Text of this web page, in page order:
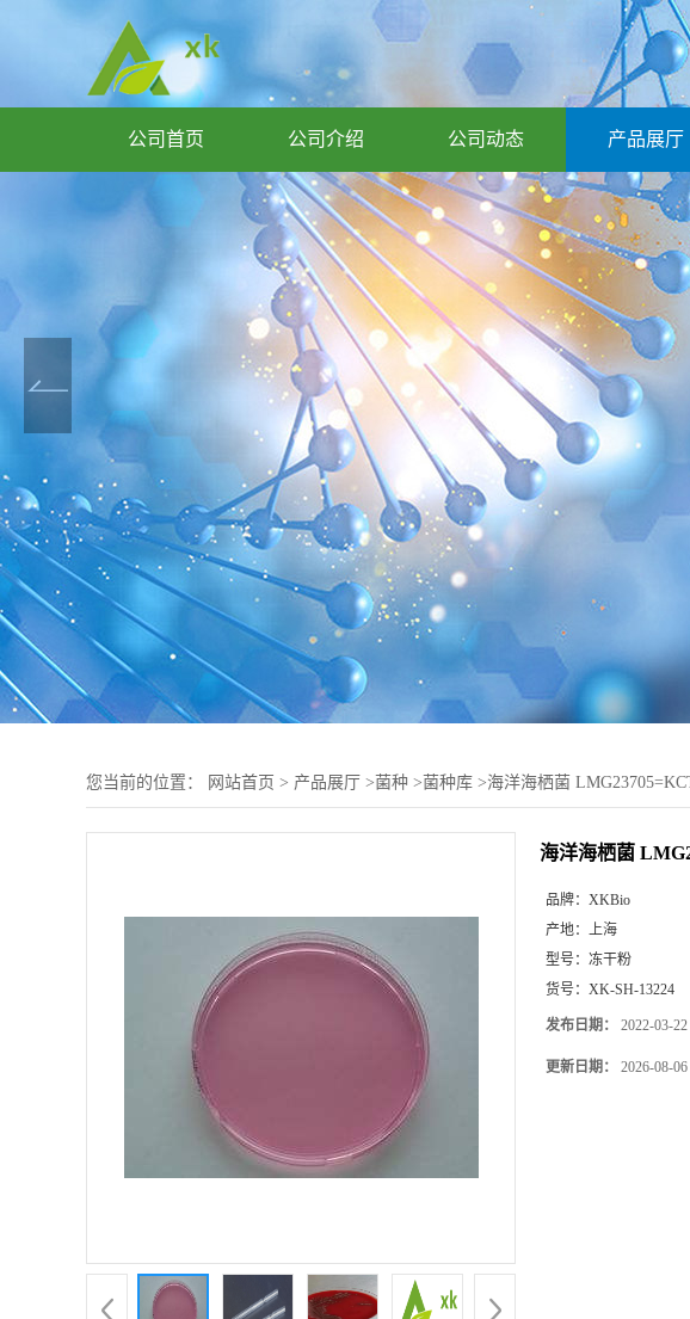
公司首页 公司介绍 公司动态 产品展厅
您当前的位置： 网站首页 > 产品展厅 >菌种 >菌种库 >海洋海栖菌
海洋海栖菌
品牌： XKBio
产地： 上海
型号： 冻干粉
货号： XK-SH-13224
发布日期： 2022-03-22
更新日期： 2026-08-06